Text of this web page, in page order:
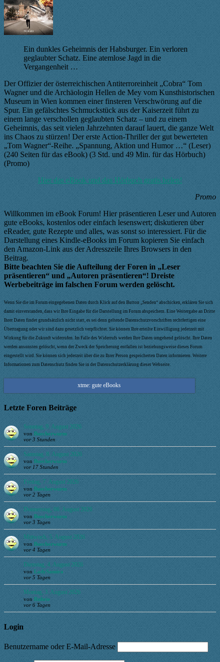
Ein dunkles Geheimnis der Habsburger. Ein verloren
geglaubter Schatz. Eine atemlose Jagd in die
Vergangenheit …
Der Offizier der österreichischen Antiterroreinheit „Cobra“ Tom
Wagner und die Archäologin Hellen de Mey vom Kunsthistorischen
Museum in Wien kommen einer finsteren Verschwörung auf die
Spur. Ein gefälschtes Schmuckstück aus der Kaiserzeit führt zu
einem lange verschollen geglaubten Schatz – und zu einem
Geheimnis, das seit vielen Jahrzehnten darauf lauert, die ganze Welt
ins Chaos zu stürzen! Der erste Action-Thriller der gut bewerteten
„Tom Wagner“-Reihe. „Spannung, Aktion und Humor …“ (Leser)
(240 Seiten für das eBook) (3 Std. und 49 Min. für das Hörbuch)
(Promo)
Hier das eBook und das Hörbuch gratis holen!
Promo
Willkommen im eBook Forum! Hier präsentieren Leser und Autoren
gute eBooks, kostenlos oder einfach lesenswert; diskutieren über
eReader, gute Rezepte und alles, was sonst so interessiert. Für die
Darstellung eines Kindle-eBooks im Forum kopieren Sie einfach
den Amazon-Link aus der Adresszeile Ihres Browsers in den
Beitrag.
Bitte beachten Sie die Aufteilung der Foren in „Leser
präsentieren“ und „Autoren präsentieren“! Dreiste
Werbebeiträge im falschen Forum werden gelöscht.
Wenn Sie die im Forum eingegebenen Daten durch Klick auf den Button „Senden“ abschicken, erklären Sie sich
damit einverstanden, dass wir Ihre Eingabe für die Darstellung im Forum abspeichern. Eine Weitergabe an Dritte
Ihrer Daten findet grundsätzlich nicht statt, es sei denn geltende Datenschutzvorschriften rechtfertigen eine
Übertragung oder wir sind dazu gesetzlich verpflichtet. Sie können Ihre erteilte Einwilligung jederzeit mit
Wirkung für die Zukunft widerrufen. Im Falle des Widerrufs werden Ihre Daten umgehend gelöscht. Ihre Daten
werden ansonsten gelöscht, wenn der Zweck der Speicherung entfallen ist beziehungsweise dieses Forum
eingestellt wird. Sie können sich jederzeit über die zu Ihrer Person gespeicherten Daten informieren. Weitere
Informationen zum Datenschutz finden Sie in der Datenschutzerklärung dieser Webseite.
xtme: gute eBooks
Letzte Foren Beiträge
Sonntag, 9. August 2026
von Buecherwurm
vor 3 Stunden
Samstag, 8. August 2026
von Buecherwurm
vor 17 Stunden
Freitag, 7. August 2026
von Buecherwurm
vor 2 Tagen
Donnerstag, 06. August 2026
von Buecherwurm
vor 3 Tagen
Mittwoch, 5. August 2026
von Buecherwurm
vor 4 Tagen
Dienstag, 4. August 2026
von LadySamira
vor 5 Tagen
Montag, 3. August 2026
von Ruhrie
vor 6 Tagen
Login
Benutzername oder E-Mail-Adresse